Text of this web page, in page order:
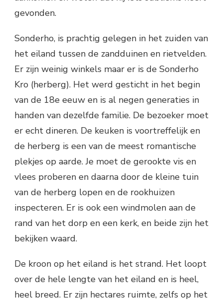
gevonden.
Sonderho, is prachtig gelegen in het zuiden van
het eiland tussen de zandduinen en rietvelden.
Er zijn weinig winkels maar er is de Sonderho
Kro (herberg). Het werd gesticht in het begin
van de 18e eeuw en is al negen generaties in
handen van dezelfde familie. De bezoeker moet
er echt dineren. De keuken is voortreffelijk en
de herberg is een van de meest romantische
plekjes op aarde. Je moet de gerookte vis en
vlees proberen en daarna door de kleine tuin
van de herberg lopen en de rookhuizen
inspecteren. Er is ook een windmolen aan de
rand van het dorp en een kerk, en beide zijn het
bekijken waard.
De kroon op het eiland is het strand. Het loopt
over de hele lengte van het eiland en is heel,
heel breed. Er zijn hectares ruimte, zelfs op het